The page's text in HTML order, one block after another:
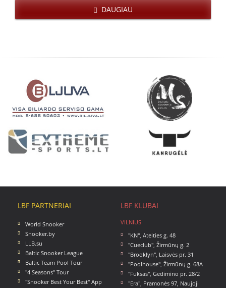
DAUGIAU
LBF PARTNERIAI
World Snooker
Snooker.by
LLB.su
Baltic Snooker League
Baltic Team Pool Tour
"4 Seasons" Tour
"Snooker Best Your Best" App
LBF KLUBAI
VILNIUS
"KN", Ateities g. 48
"Cueclub", Žirmūnų g. 2
"Brooklyn", Laisvės pr. 31
"Poolhouse", Žirmūnų g. 68A
"Fuksas", Gedimino pr. 28/2
"Era", Pramonės 97, Naujoji